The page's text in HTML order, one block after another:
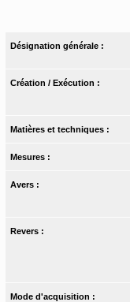
Désignation générale :
Création / Exécution :
Matières et techniques :
Mesures :
Avers :
Revers :
Mode d'acquisition :